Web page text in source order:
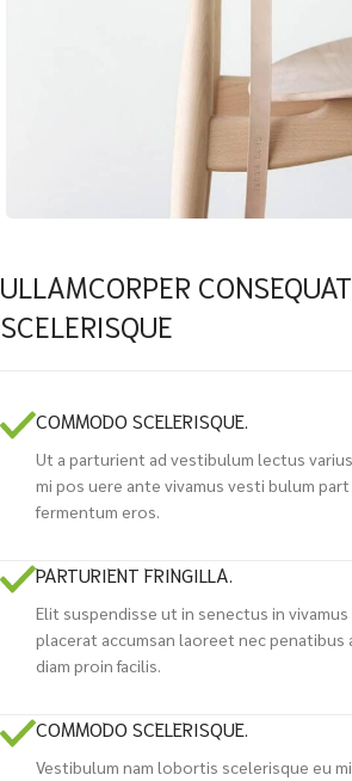
ULLAMCORPER
SCELERISQUE
COMMODO SCELERISQUE.
Ut a parturient ad vestibulum lectus
mi pos uere ante vivamus vesti bulum
fermentum eros.
PARTURIENT FRINGILLA.
Elit suspendisse ut in senectus in vivamus
placerat accumsan laoreet nec penatibus
diam proin facilis.
COMMODO SCELERISQUE.
Vestibulum nam lobortis scelerisque eu